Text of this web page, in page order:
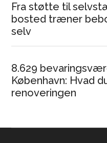
Fra støtte til
bosted træner
selv
8.629
København: Hvad
renoveringen